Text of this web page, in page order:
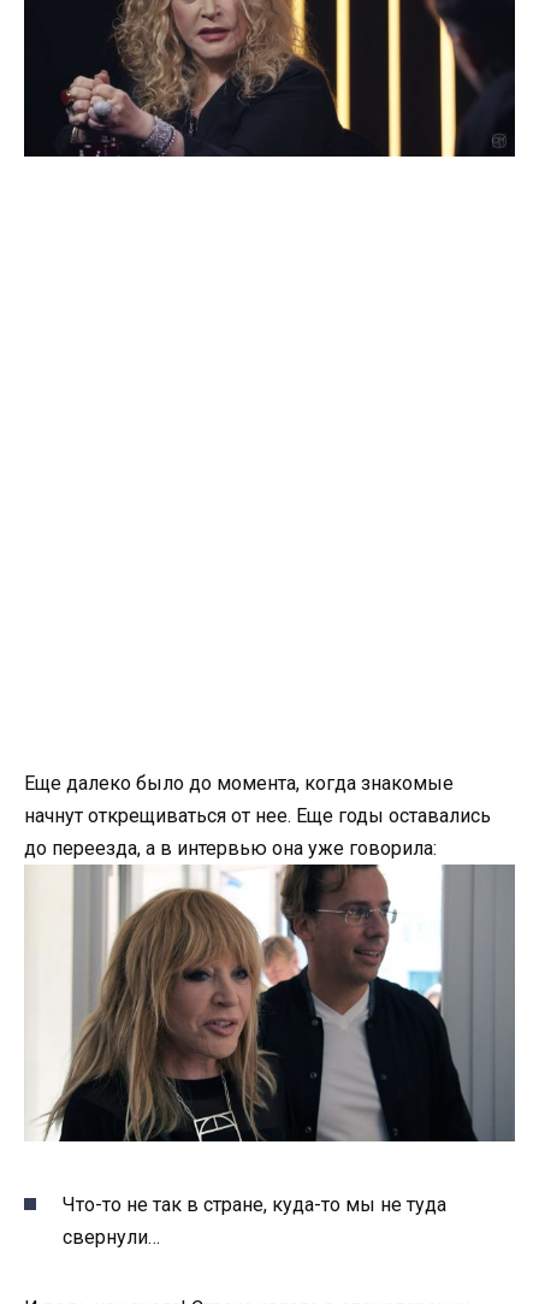
Еще далеко было до момента, когда знакомые
начнут открещиваться от нее. Еще годы оставались
до переезда, а в интервью она уже говорила:
Что-то не так в стране, куда-то мы не туда
свернули…